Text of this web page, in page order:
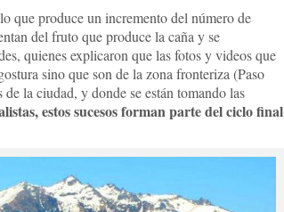
que produce un incremento del número de
del fruto que produce la caña y se
quienes explicaron que las fotos y videos que
sino que son de la zona fronteriza (Paso
la ciudad, y donde se están tomando las
estos sucesos forman parte del ciclo final